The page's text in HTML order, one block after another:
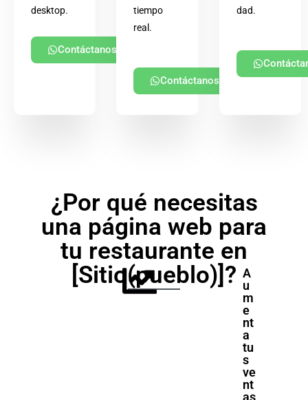
desktop.
Contáctanos
tiempo
real.
Contáctanos
dad.
¿Por qué necesitas
una página web para
tu restaurante en
[Sitio(pueblo)]? A
u
m
e
nt
a
tu
s
ve
nt
as